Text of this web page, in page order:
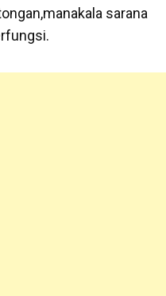
sarana